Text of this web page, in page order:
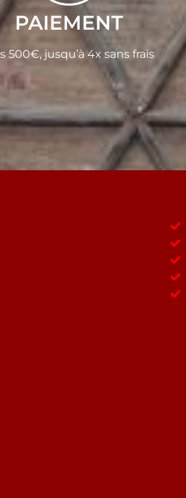
PAIEMENT
500€, jusqu’à 4x sans frais